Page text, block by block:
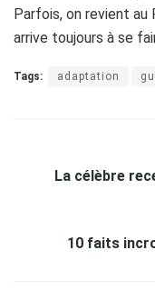
Parfois, on revient au
arrive toujours à se
Tags: adaptation
La célèbre
10 faits